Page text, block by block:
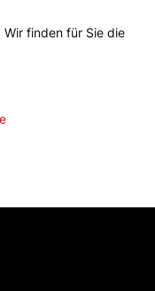
Wir finden für Sie die